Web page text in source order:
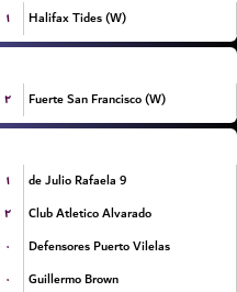
۱ Halifax Tides (W)
۲ Fuerte San Francisco (W)
۱
9 de Julio Rafaela
۲
Club Atletico Alvarado
۰
Defensores Puerto Vilelas
۰
Guillermo Brown